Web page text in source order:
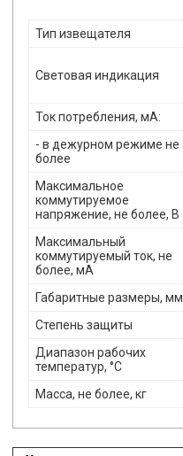
Тип извещателя
Световая индикация
Ток потребления, мА:
- в дежурном режиме не
более
Максимальное
коммутируемое
напряжение, не более, В
Максимальный
коммутируемый ток, не
более, мА
Габаритные размеры, мм
Степень защиты
Диапазон рабочих
температур, °С
Масса, не более, кг